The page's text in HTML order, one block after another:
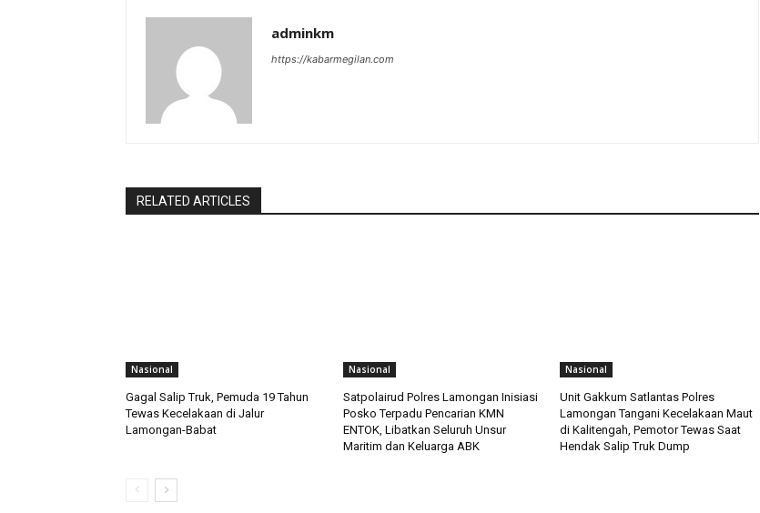
adminkm
https://kabarmegilan.com
RELATED ARTICLES
Nasional
Gagal Salip Truk, Pemuda 19 Tahun
Tewas Kecelakaan di Jalur
Lamongan-Babat
Nasional
Satpolairud Polres Lamongan Inisiasi
Posko Terpadu Pencarian KMN
ENTOK, Libatkan Seluruh Unsur
Maritim dan Keluarga ABK
Nasional
Unit Gakkum Satlantas Polres
Lamongan Tangani Kecelakaan Maut
di Kalitengah, Pemotor Tewas Saat
Hendak Salip Truk Dump